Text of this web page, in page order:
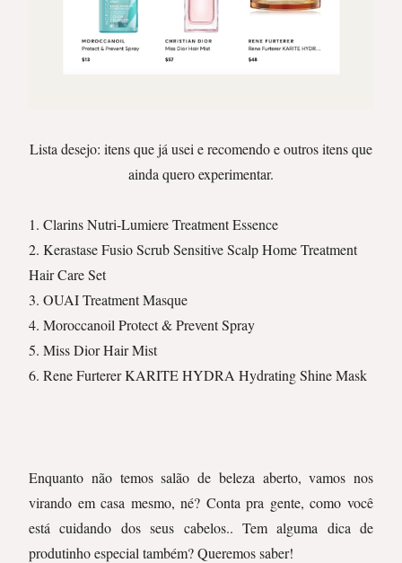
Lista desejo: itens que já usei e recomendo e outros itens que
ainda quero experimentar.
1. Clarins Nutri-Lumiere Treatment Essence
2. Kerastase Fusio Scrub Sensitive Scalp Home Treatment
Hair Care Set
3. OUAI Treatment Masque
4. Moroccanoil Protect & Prevent Spray
5. Miss Dior Hair Mist
6. Rene Furterer KARITE HYDRA Hydrating Shine Mask
Enquanto não temos salão de beleza aberto, vamos nos
virando em casa mesmo, né? Conta pra gente, como você
está cuidando dos seus cabelos.. Tem alguma dica de
produtinho especial também? Queremos saber!